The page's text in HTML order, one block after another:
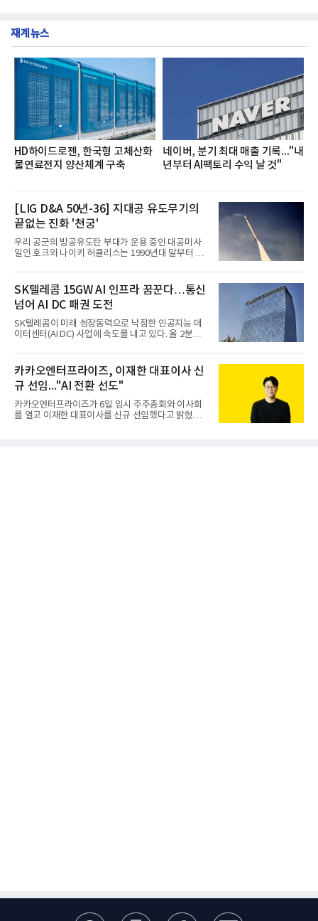
서도
영지원부 홍보팀과 2026년 새로이(e)＊가 공동 주관
쳐 진행됐다.참고로 새로이(e)는 NH농협캐피탈 MZ
세대들로(과장~계장) 구성된 자율 참여조직으로, 조
직문화 혁신과 업무 효율성 향상을 위한 다양한 활동
을 추진하며,새로운 변화와 이로운 영향력을 조직전
반에 전파하는 역할
재계뉴스
HD하이드로젠, 한국형 고체산화
물연료전지 양산체계 구축
네이버, 분기 최대 매출 기록..."내
년부터 AI팩토리 수익 날 것"
[LIG D&A 50년-36] 지대공 유도무기의
끝없는 진화 '천궁'
우리 공군의 방공유도탄 부대가 운용 중인 대공미사
일인 호크와 나이키 허큘리스는 1990년대 말부터 성
기존 미사일체계를 대체할 중고도 및 중거리 대공미
사일을 개발하기로 결정했다.처음 KM-SAM 사업으로
불린 이 사업의 명칭은 호크(Iron Hawk, 철매)를 대체
한다는 의미에서 ‘철매Ⅱ’ 로 정해졌다. 철매Ⅱ 개발
사업은 미사일체계 완성 후인 2011년 ‘천궁(天弓)’으
로 다시 장비명이 바뀌었다. 17개 업체와 관련 기관이
참여한 가운데 LIG 넥스원은 탐색 개발에서 체계개발
인 천궁
SK텔레콤 15GW AI 인프라 꿈꾼다…통신
넘어 AI DC 패권 도전
SK텔레콤이 미래 성장동력으로 낙점한 인공지능 데
이터센터(AI DC) 사업에 속도를 내고 있다. 올 2분기
는 2035년까지 총 15GW(기가와트) 규모의 AI DC를
구축하겠다는 대형 청사진을 제시하면서다. 이에 따
라 경쟁 구도 역시 이동통신사인 KT, LG유플러스를
넘어 네이버, 삼성SDS 등 IT 인프라 기업으로 확장되
고 있다.7일 SK텔레콤에 따르면 회사는 올해 2분기
연결 기준 매출 4조 3591억원, 영업이익 5660억원을
기록했다. 매출은 전년 동기 대비 0.5%, 영업이익은
카카오엔터프라이즈, 이재한 대표이사 신
규 선임..."AI 전환 선도"
카카오엔터프라이즈가 6일 임시 주주총회와 이사회
를 열고 이재한 대표이사를 신규 선임했다고 밝혔다.